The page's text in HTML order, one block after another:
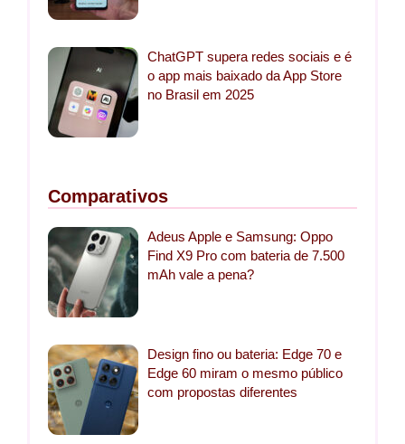
ChatGPT supera redes sociais e é
o app mais baixado da App Store
no Brasil em 2025
Comparativos
Adeus Apple e Samsung: Oppo
Find X9 Pro com bateria de 7.500
mAh vale a pena?
Design fino ou bateria: Edge 70 e
Edge 60 miram o mesmo público
com propostas diferentes